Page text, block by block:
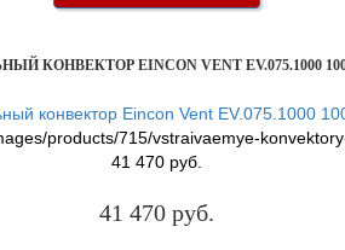
КОНВЕКТОР EINCON VENT EV.075.1000
products/715/vstraivaemye-
41 470 руб.
41 470 руб.